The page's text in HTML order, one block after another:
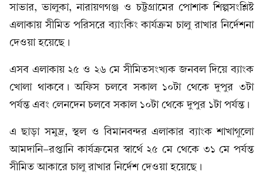
সাভার, ভালুকা, নারায়ণগঞ্জ ও চট্টগ্রামের পোশাক শিল্পসংশ্লিষ্ট
এলাকায় সীমিত পরিসরে ব্যাংকিং কার্যক্রম চালু রাখার নির্দেশনা
দেওয়া হয়েছে।
এসব এলাকায় ২৫ ও ২৬ মে সীমিতসংখ্যক জনবল দিয়ে ব্যাংক
খোলা থাকবে। অফিস চলবে সকাল ১০টা থেকে দুপুর ৩টা
পর্যন্ত এবং লেনদেন চলবে সকাল ১০টা থেকে দুপুর ১টা পর্যন্ত।
এ ছাড়া সমুদ্র, স্থল ও বিমানবন্দর এলাকার ব্যাংক শাখাগুলো
আমদানি-রপ্তানি কার্যক্রমের স্বার্থে ২৫ মে থেকে ৩১ মে পর্যন্ত
সীমিত আকারে চালু রাখার নির্দেশ দেওয়া হয়েছে।